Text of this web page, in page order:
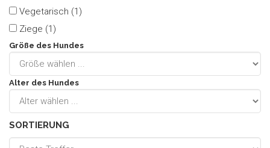
Vegetarisch (1)
Ziege (1)
Größe des Hundes
Alter des Hundes
SORTIERUNG